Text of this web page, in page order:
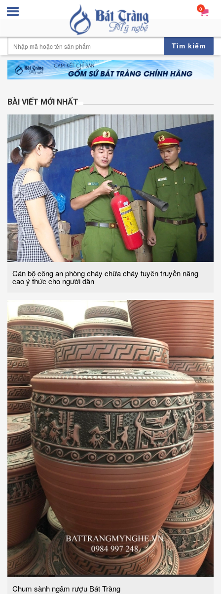
0
Tìm kiếm
BÀI VIẾT MỚI NHẤT
Cán bộ công an phòng cháy chữa cháy tuyên truyền nâng
cao ý thức cho người dân
Chum sành ngâm rượu Bát Tràng